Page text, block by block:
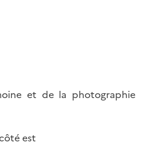
et de la photographie
est